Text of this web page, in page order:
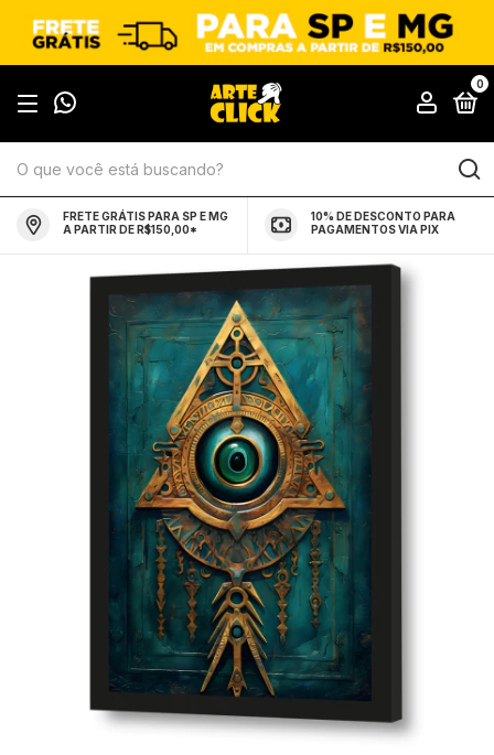
0
FRETE GRÁTIS PARA SP E MG
A PARTIR DE R$150,00*
10% DE DESCONTO PARA
PAGAMENTOS VIA PIX